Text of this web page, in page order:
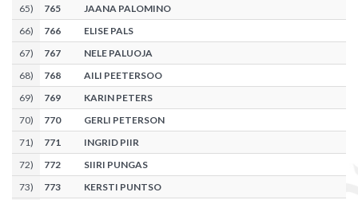
65) 765
JAANA PALOMINO
66) 766
ELISE PALS
67) 767
NELE PALUOJA
68) 768
AILI PEETERSOO
69) 769
KARIN PETERS
70) 770
GERLI PETERSON
71) 771
INGRID PIIR
72) 772
SIIRI PUNGAS
73) 773
KERSTI PUNTSO